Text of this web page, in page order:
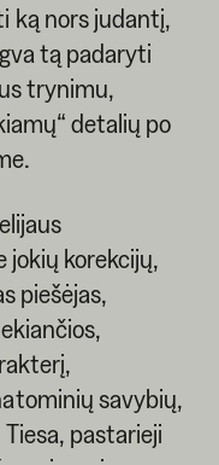
ką nors judantį,
tą padaryti
trynimu,
detalių po
jokių korekcijų,
piešėjas,
savybių,
pastarieji